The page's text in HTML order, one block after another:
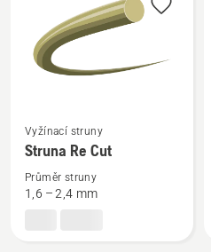
výrobky
více
informací
Struna
Vyžínací struny
Struna Re Cut
Průměr struny
1,6 – 2,4 mm